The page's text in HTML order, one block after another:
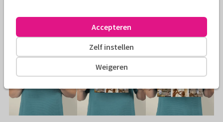
Formaten
Weigeren
Zelf instellen
Accepteren